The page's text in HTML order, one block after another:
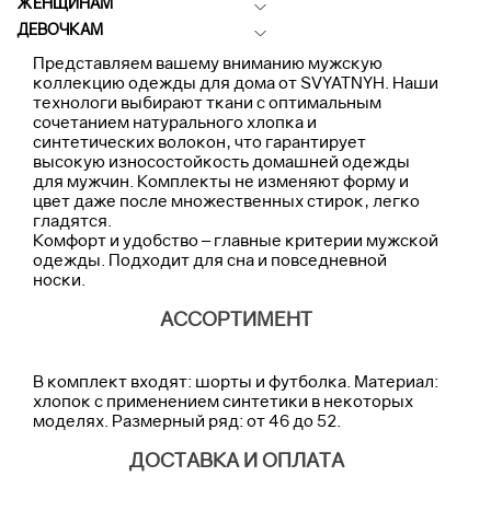
ДЕВОЧКАМ
Представляем вашему вниманию мужскую
коллекцию одежды для дома от SVYATNYH. Наши
технологи выбирают ткани с оптимальным
сочетанием натурального хлопка и
синтетических волокон, что гарантирует
высокую износостойкость домашней одежды
для мужчин. Комплекты не изменяют форму и
цвет даже после множественных стирок, легко
гладятся.
Комфорт и удобство – главные критерии мужской
одежды. Подходит для сна и повседневной
носки.
АССОРТИМЕНТ
В комплект входят: шорты и футболка. Материал:
хлопок с применением синтетики в некоторых
моделях. Размерный ряд: от 46 до 52.
ДОСТАВКА И ОПЛАТА